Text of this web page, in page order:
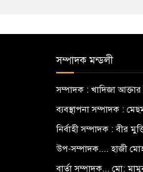
সম্পাদক মন্ডলী
সম্পাদক : খাদিজা আক্তার
ব্যবস্থাপনা সম্পাদক :
নির্বাহী সম্পাদক : বীর
উপ-সম্পাদক.... হাজী
বার্তা সম্পাদক... মো: